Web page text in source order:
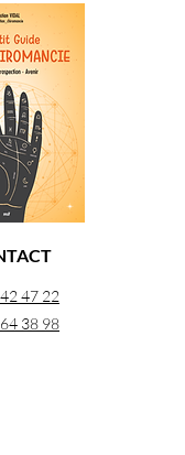
47 22
38 98